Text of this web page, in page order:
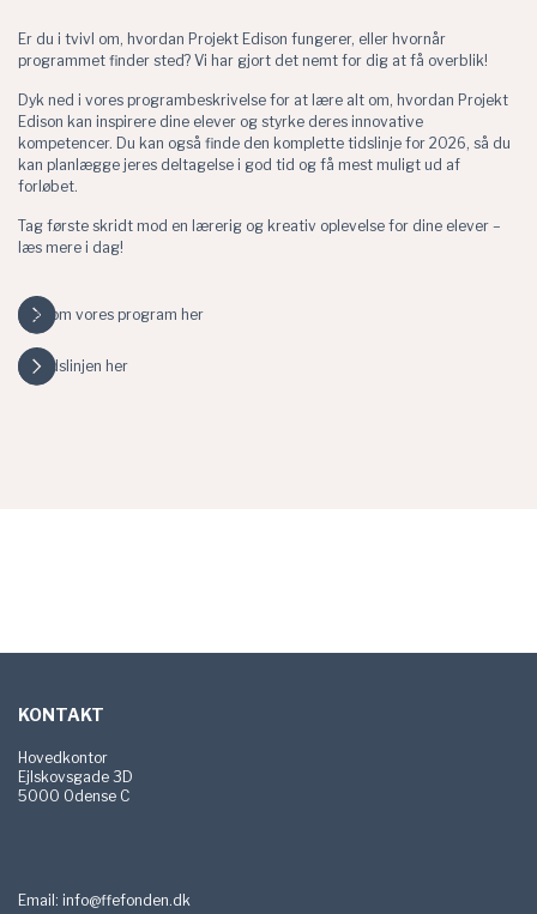
Er du i tvivl om, hvordan Projekt Edison fungerer, eller hvornår
programmet finder sted? Vi har gjort det nemt for dig at få overblik!
Dyk ned i vores programbeskrivelse for at lære alt om, hvordan Projekt
Edison kan inspirere dine elever og styrke deres innovative
kompetencer. Du kan også finde den komplette tidslinje for 2026, så du
kan planlægge jeres deltagelse i god tid og få mest muligt ud af
forløbet.
Tag første skridt mod en lærerig og kreativ oplevelse for dine elever –
læs mere i dag!
Læs om vores program her
Se tidslinjen her
KONTAKT
Hovedkontor
Ejlskovsgade 3D
5000 Odense C
Email: info@ffefonden.dk